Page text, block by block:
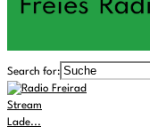
Search for:
Stream
Lade...